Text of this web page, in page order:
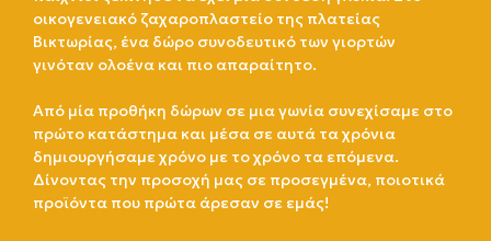
οικογενειακό ζαχαροπλαστείο της πλατείας
Βικτωρίας, ένα δώρο συνοδευτικό των γιορτών
γινόταν ολοένα και πιο απαραίτητο.
Από μία προθήκη δώρων σε μια γωνία συνεχίσαμε στο
πρώτο κατάστημα και μέσα σε αυτά τα χρόνια
δημιουργήσαμε χρόνο με το χρόνο τα επόμενα.
Δίνοντας την προσοχή μας σε προσεγμένα, ποιοτικά
προϊόντα που πρώτα άρεσαν σε εμάς!